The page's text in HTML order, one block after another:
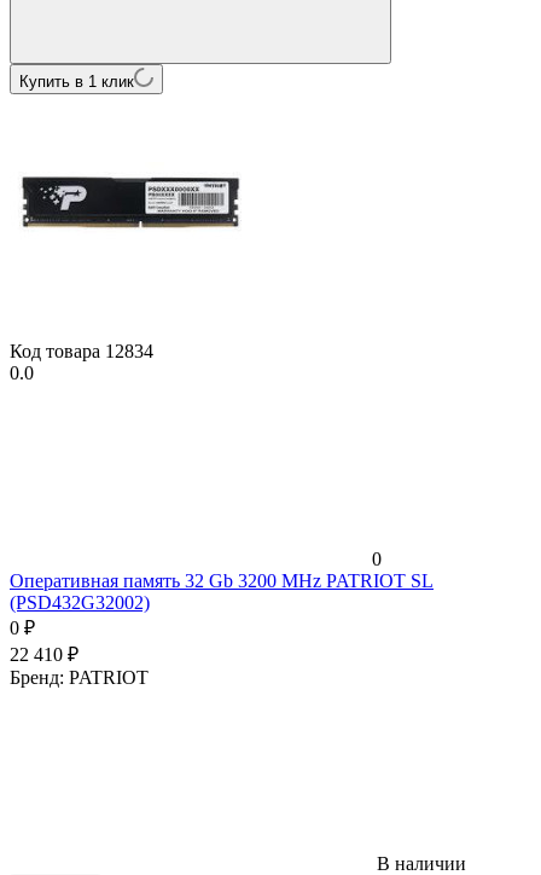
Купить в 1 клик
Код товара 12834
0.0
0
Оперативная память 32 Gb 3200 MHz PATRIOT SL
(PSD432G32002)
0 ₽
22 410 ₽
Бренд: PATRIOT
В наличии